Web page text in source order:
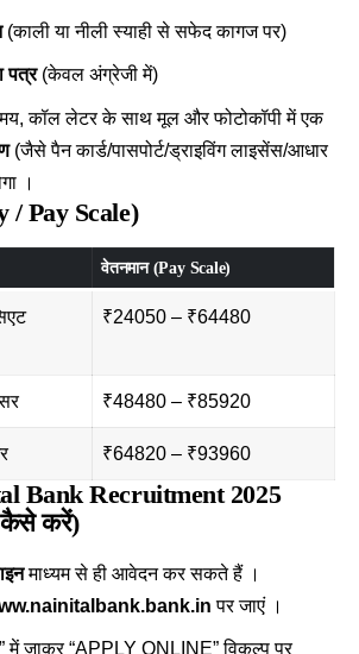
(काली या नीली स्याही से सफेद कागज पर)
पत्र(केवल अंग्रेजी में)
समय, कॉल लेटर के साथ मूल और फोटोकॉपी में एक
(जैसे पैन कार्ड/पासपोर्ट/ड्राइविंग लाइसेंस/आधार
।
/ Pay Scale)
वेतनमान (Pay Scale)
₹24050 – ₹64480
₹48480 – ₹85920
₹64820 – ₹93960
Bank Recruitment 2025
करें)
माध्यम से ही आवेदन कर सकते हैं ।
पर जाएं ।
में जाकर “APPLY ONLINE” विकल्प पर